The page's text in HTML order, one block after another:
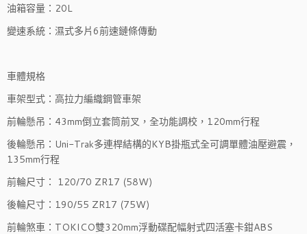
油箱容量：20L
變速系統：濕式多片6前速鏈條傳動
車體規格
車架型式：高拉力編織鋼管車架
前輪懸吊：43mm倒立套筒前叉，全功能調校，120mm行程
後輪懸吊：Uni-Trak多連桿結構的KYB掛瓶式全可調單體油壓避震，
135mm行程
前輪尺寸： 120/70 ZR17 (58W)
後輪尺寸：190/55 ZR17 (75W)
前輪煞車：TOKICO雙320mm浮動碟配幅射式四活塞卡鉗ABS